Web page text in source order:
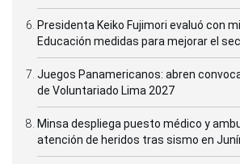
Presidenta Keiko Fujimori evaluó con
Educación medidas para mejorar el
Juegos Panamericanos: abren
de Voluntariado Lima 2027
Minsa despliega puesto médico y
atención de heridos tras sismo en